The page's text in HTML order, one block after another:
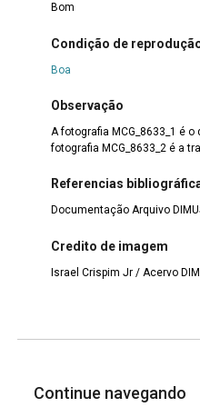
Bom
Condição de
Boa
Observação
A fotografia MCG_8633_1 é
fotografia MCG_8633_2 é a
Referencias
Documentação Arquivo
Credito de imagem
Israel Crispim Jr / Acervo
Continue navegando